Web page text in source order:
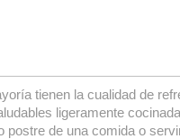
tienen la cualidad de
ligeramente
postre de una comida o